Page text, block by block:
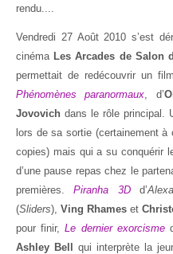
Vendredi 27 Août 2010 s’est
cinéma Les Arcades de Salon
permettait de redécouvrir un
Phénomènes paranormaux, d’
Jovovich dans le rôle principal.
lors de sa sortie (certainement
copies) mais qui a su conquérir
d’une pause repas chez le
premières.Piranha 3Dd’
(Sliders), Ving Rhames et
pour finir, Le dernier exorcisme
Ashley Bell
qui interprète la